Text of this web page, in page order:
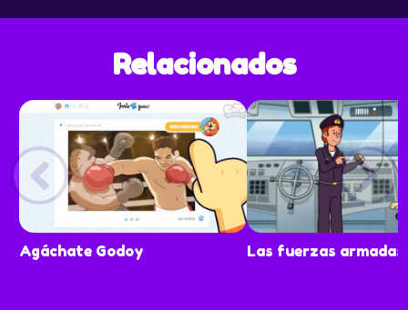
Relacionados
Agáchate Godoy Las fuerzas armadas